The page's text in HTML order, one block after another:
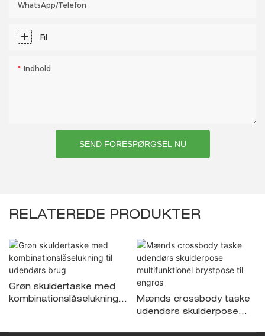
WhatsApp/telefon
Fil
Indhold
SEND FORESPØRGSEL NU
RELATEREDE PRODUKTER
Grøn skuldertaske med
kombinationslåselukning til
Mænds crossbody taske
udendørs skulderpose